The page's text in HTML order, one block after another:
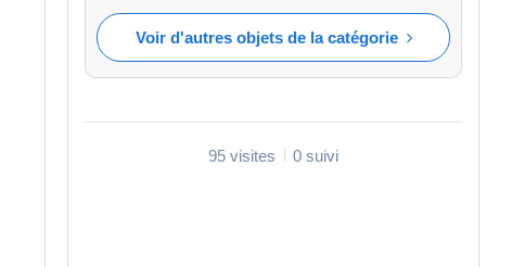
Voir d'autres objets de la catégorie
95 visites 0 suivi